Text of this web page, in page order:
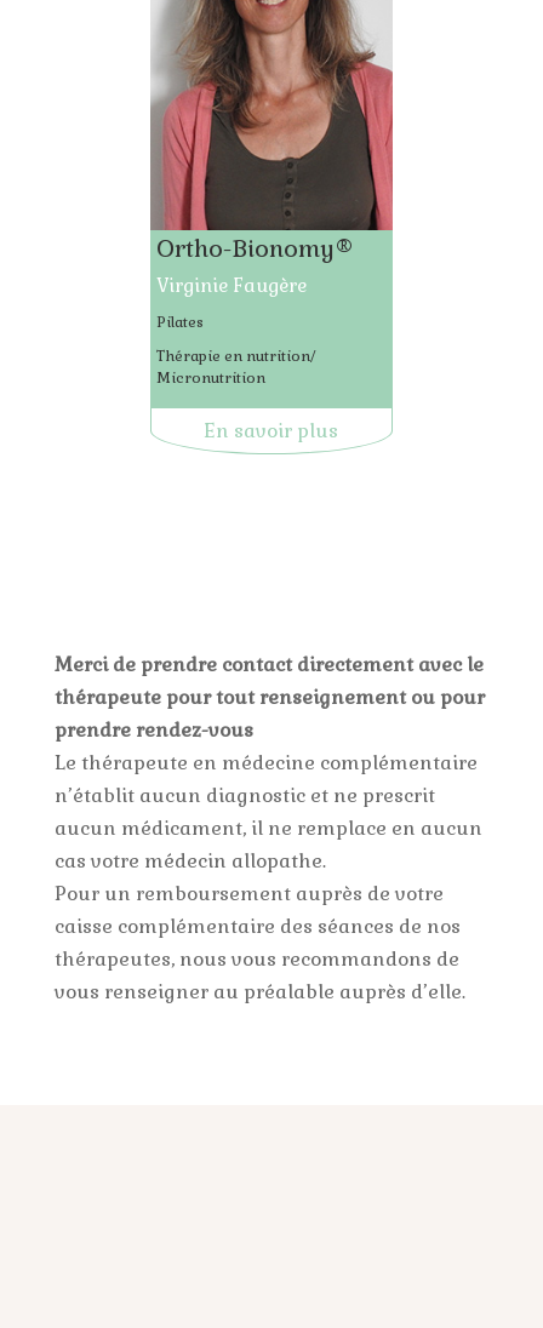
Ortho-Bionomy®
Virginie Faugère
Pilates
Thérapie en nutrition/
Micronutrition
En savoir plus
Merci de prendre contact directement avec le
thérapeute pour tout renseignement ou pour
prendre rendez-vous
Le thérapeute en médecine complémentaire
n’établit aucun diagnostic et ne prescrit
aucun médicament, il ne remplace en aucun
cas votre médecin allopathe.
Pour un remboursement auprès de votre
caisse complémentaire des séances de nos
thérapeutes, nous vous recommandons de
vous renseigner au préalable auprès d’elle.